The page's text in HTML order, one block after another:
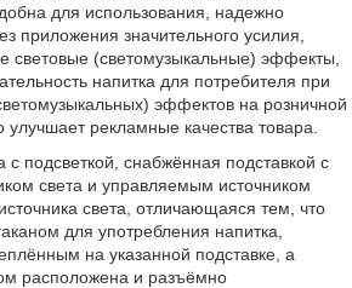
для использования, надежно
приложения значительного усилия,
световые (светомузыкальные) эффекты,
напитка для потребителя при
эффектов на розничной
рекламные качества товара.
с подсветкой, снабжённая подставкой с
света и управляемым источником
света, отличающаяся тем, что
для употребления напитка,
на указанной подставке, а
расположена и разъёмно